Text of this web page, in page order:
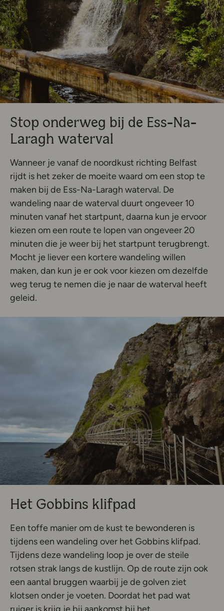
Stop onderweg bij de Ess-Na-
Laragh waterval
Wanneer je vanaf de noordkust richting Belfast
rijdt is het zeker de moeite waard om een stop te
maken bij de Ess-Na-Laragh waterval. De
wandeling naar de waterval duurt ongeveer 10
minuten vanaf het startpunt, daarna kun je ervoor
kiezen om een route te lopen van ongeveer 20
minuten die je weer bij het startpunt terugbrengt.
Mocht je liever een kortere wandeling willen
maken, dan kun je er ook voor kiezen om dezelfde
weg terug te nemen die je naar de waterval heeft
geleid.
Het Gobbins klifpad
Een toffe manier om de kust te bewonderen is
tijdens een wandeling over het Gobbins klifpad.
Tijdens deze wandeling loop je over de steile
rotsen strak langs de kustlijn. Op de route zijn ook
een aantal bruggen waarbij je de golven ziet
klotsen onder je voeten. Doordat het pad wat